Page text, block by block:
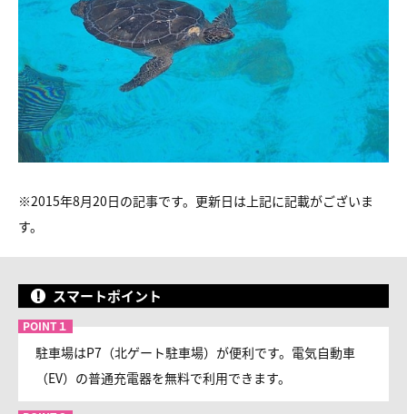
※2015年8月20日の記事です。更新日は上記に記載がございま
す。
スマートポイント
駐車場はP7（北ゲート駐車場）が便利です。電気自動車
（EV）の普通充電器を無料で利用できます。